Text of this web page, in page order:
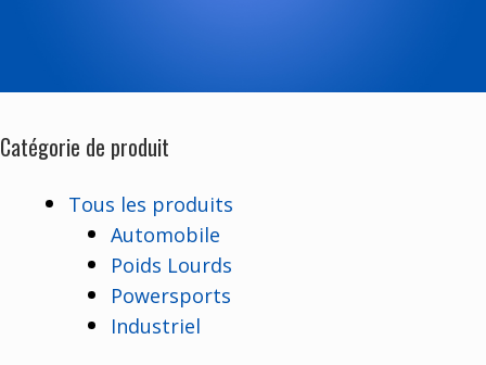
Catégorie de produit
Tous les produits
Automobile
Poids Lourds
Powersports
Industriel